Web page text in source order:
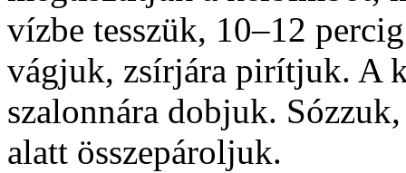
vízbe tesszük, 10–12
vágjuk, zsírjára pirítjuk. A
szalonnára dobjuk.
alatt összepároljuk.